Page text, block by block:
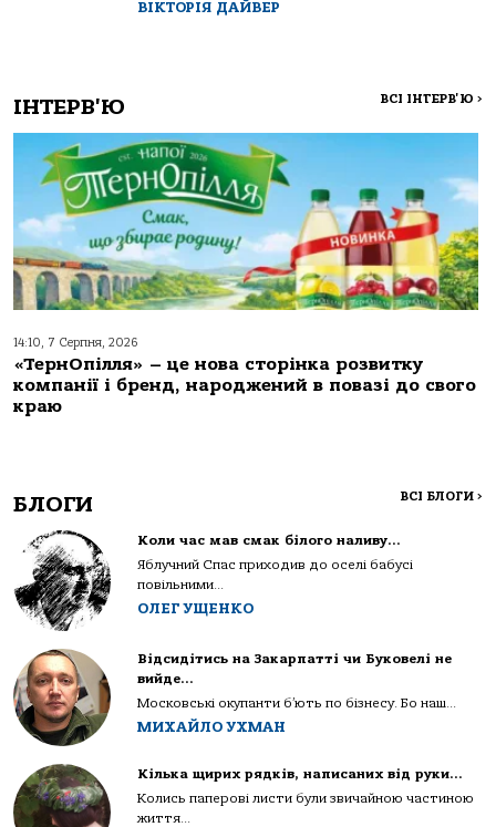
ВІКТОРІЯ ДАЙВЕР
ІНТЕРВ'Ю ВСІ ІНТЕРВ'Ю >
14:10, 7 Серпня, 2026
«ТернОпілля» – це нова сторінка розвитку
компанії і бренд, народжений в повазі до свого
краю
БЛОГИ ВСІ БЛОГИ >
Коли час мав смак білого наливу…
Яблучний Спас приходив до оселі бабусі
повільними...
ОЛЕГ УЩЕНКО
Відсидітись на Закарпатті чи Буковелі не
вийде…
Московські окупанти б’ють по бізнесу. Бо наш...
МИХАЙЛО УХМАН
Кілька щирих рядків, написаних від руки…
Колись паперові листи були звичайною частиною
життя...